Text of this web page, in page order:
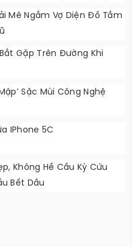
Mê Ngắm Vợ Diện Đồ Tắm
Gặp Trên Đường Khi
Mập’ Sặc Mùi Công Nghệ
IPhone 5C
Không Hề Cầu Kỳ Cứu
Bết Dầu